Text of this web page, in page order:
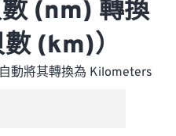
(nm) 轉換
(km)）
動將其轉換為 Kilometers